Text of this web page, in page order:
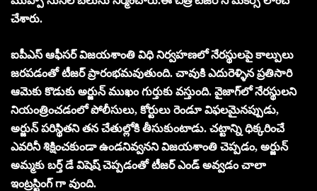
చేశారు.
ఐపీఎస్ ఆఫీసర్ విజయశాంతి విధి నిర్వహణలో నేరస్థులపై కాల్పులు
జరపడంతో టీజర్ ప్రారంభమవుతుంది. చావుకి ఎదురెళ్ళిన ప్రతిసారి
ఆమెకు కొడుకు అర్జున్ ముఖం గుర్తుకు వస్తుంది. వైజాగ్‌లో నేరస్థులని
నియంత్రించడంలో పోలీసులు, కోర్టులు రెండూ విఫలమైనప్పుడు,
అర్జున్ పరిస్థితని తన చేతుల్లోకి తీసుకుంటాడు. చట్టాన్ని ధిక్కరించే
ఎవరినీ శిక్షించకుండా ఉండనివ్వనని విజయశాంతి చెప్పడం, అర్జున్
అమ్మకు బర్త్ డే విషెష్ చెప్పడంతో టీజర్ ఎండ్ అవ్వడం చాలా
ఇంట్రస్టింగ్ గా వుంది.